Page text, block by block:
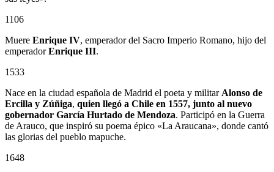
1106
Muere Enrique IV, emperador del Sacro Imperio Romano, hijo del
emperadorEnrique III.
1533
Nace en la ciudad española de Madrid el poeta y militar Alonso de
Ercilla y Zúñiga, quien llegó a Chile en 1557, junto al nuevo
gobernador García Hurtado de Mendoza. Participó en la Guerra
de Arauco, que inspiró su poema épico «La Araucana», donde cantó
las glorias del pueblo mapuche.
1648